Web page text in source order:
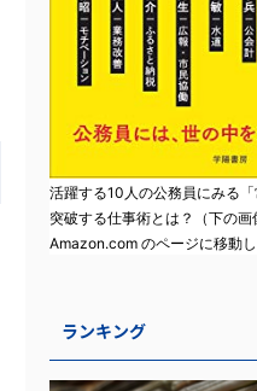
活躍する10人の公務員にみる
突破する仕事術とは？（下の画
Amazon.com のページに移動し
ランキング